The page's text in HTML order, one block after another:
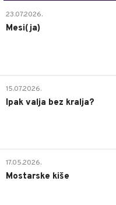
23.07.2026.
Mesi(ja)
15.07.2026.
Ipak valja bez kralja?
17.05.2026.
Mostarske kiše